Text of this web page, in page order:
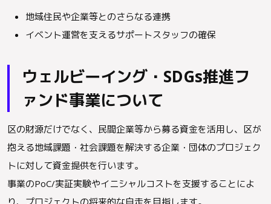
地域住民や企業等とのさらなる連携
イベント運営を支えるサポートスタッフの確保
ウェルビーイング・SDGs推進フ
ァンド事業について
区の財源だけでなく、民間企業等から募る資金を活用し、区が
抱える地域課題・社会課題を解決する企業・団体のプロジェク
トに対して資金提供を行います。
事業のPoC/実証実験やイニシャルコストを支援することによ